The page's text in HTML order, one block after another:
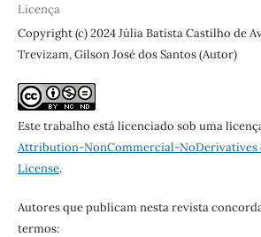
Licença
Copyright (c) 2024 Júlia Batista Castilho de
Trevizam, Gilson José dos Santos (Autor)
Este trabalho está licenciado sob uma
Attribution-NonCommercial-NoDerivatives
License.
Autores que publicam nesta revista
termos: